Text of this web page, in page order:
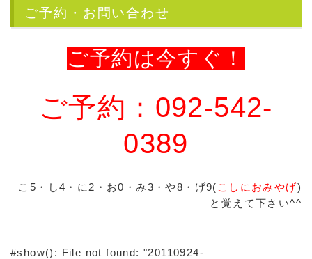
ご予約・お問い合わせ
ご予約は今すぐ！
ご予約：092-542-
0389
こ5・し4・に2・お0・み3・や8・げ9( こしにおみやげ)
と覚えて下さい^^
#show(): File not found: "20110924-